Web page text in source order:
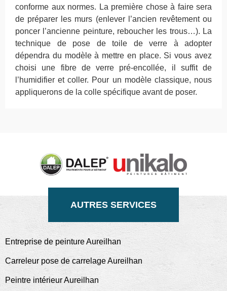
conforme aux normes. La première chose à faire sera
de préparer les murs (enlever l’ancien revêtement ou
poncer l’ancienne peinture, reboucher les trous…). La
technique de pose de toile de verre à adopter
dépendra du modèle à mettre en place. Si vous avez
choisi une fibre de verre pré-encollée, il suffit de
l’humidifier et coller. Pour un modèle classique, nous
appliquerons de la colle spécifique avant de poser.
AUTRES SERVICES
Entreprise de peinture Aureilhan
Carreleur pose de carrelage Aureilhan
Peintre intérieur Aureilhan